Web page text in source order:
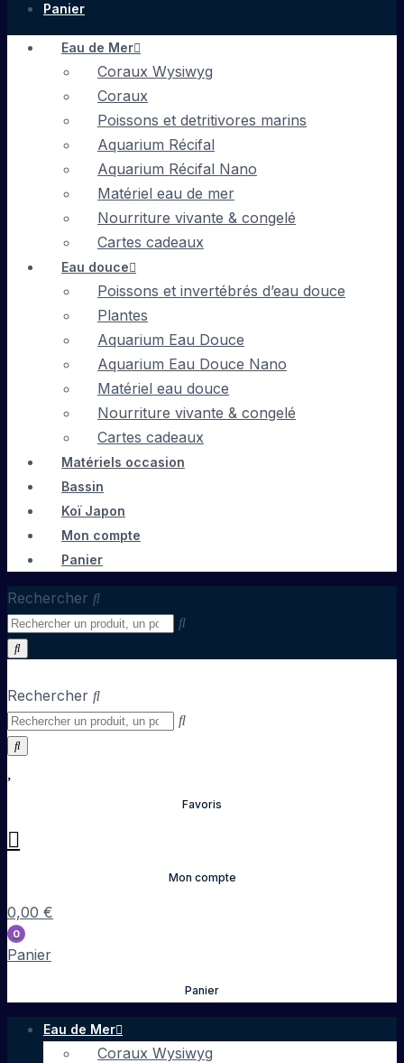
Panier
Eau de Mer
Coraux Wysiwyg
Coraux
Poissons et detritivores marins
Aquarium Récifal
Aquarium Récifal Nano
Matériel eau de mer
Nourriture vivante & congelé
Cartes cadeaux
Eau douce
Poissons et invertébrés d’eau douce
Plantes
Aquarium Eau Douce
Aquarium Eau Douce Nano
Matériel eau douce
Nourriture vivante & congelé
Cartes cadeaux
Matériels occasion
Bassin
Koï Japon
Mon compte
Panier
Rechercher
Rechercher
Favoris
Mon compte
0,00 €
0
Panier
Panier
Eau de Mer
Coraux Wysiwyg